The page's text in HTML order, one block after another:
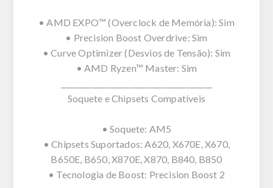
• AMD EXPO™ (Overclock de Memória): Sim
• Precision Boost Overdrive: Sim
• Curve Optimizer (Desvios de Tensão): Sim
• AMD Ryzen™ Master: Sim
Soquete e Chipsets Compatíveis
• Soquete: AM5
• Chipsets Suportados: A620, X670E, X670,
B650E, B650, X870E, X870, B840, B850
• Tecnologia de Boost: Precision Boost 2